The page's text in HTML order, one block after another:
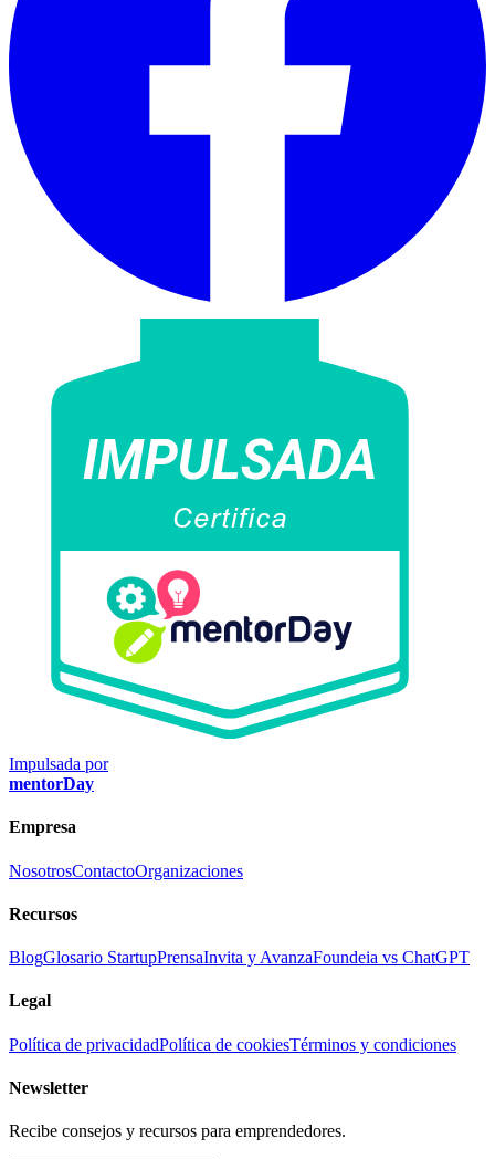
Impulsada por
mentorDay
Empresa
NosotrosContactoOrganizaciones
Recursos
BlogGlosario StartupPrensaInvita y AvanzaFoundeia vs ChatGPT
Legal
Política de privacidadPolítica de cookiesTérminos y condiciones
Newsletter
Recibe consejos y recursos para emprendedores.